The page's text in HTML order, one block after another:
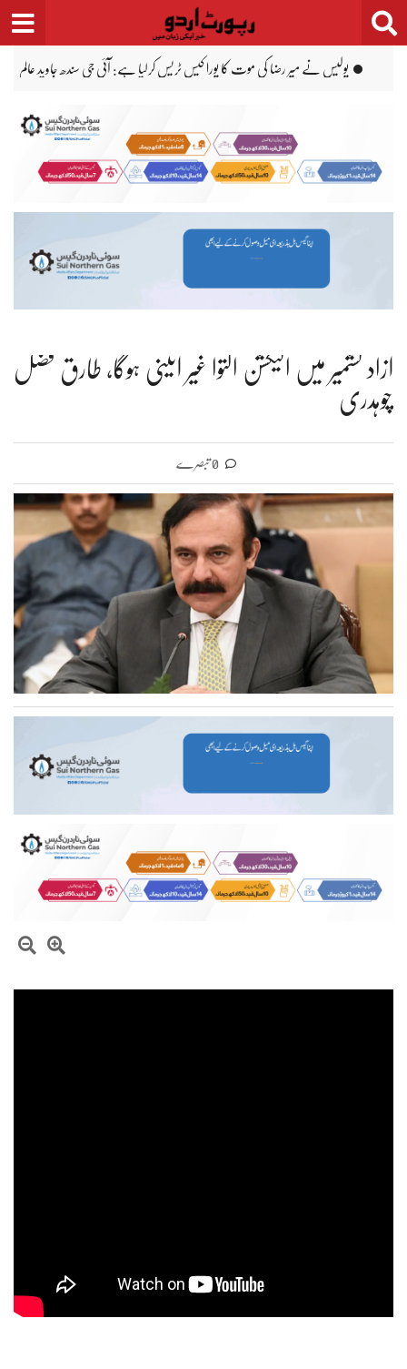
Skip
to
وزیرِ اعظم شہباز شریف دورۂ سعودی عرب کیلئے روانہ آبنائے ہرمز پر پیش رفت سے ایران
آزاد کشمیر میں الیکشن التوا غیر آئینی ہوگا، طارق فضل
چوہدری
0 تبصرے